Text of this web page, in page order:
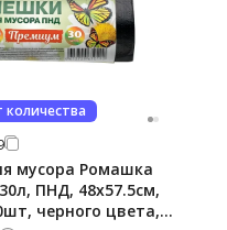
количества
мусора Ромашка
ПНД, 48х57.5см,
черного цвета, в